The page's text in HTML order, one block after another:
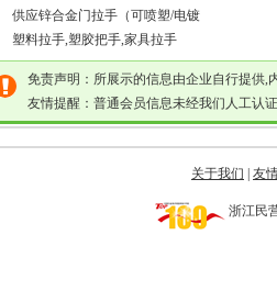
供应锌合金门拉手（可喷塑/电镀
塑料拉手,塑胶把手,家具拉手
免责声明：所展示的信息由企业自行提供,
友情提醒：普通会员信息未经我们人工认
关于我们 友
浙江民